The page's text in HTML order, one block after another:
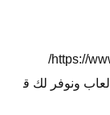
https://
ونوفر لك ق